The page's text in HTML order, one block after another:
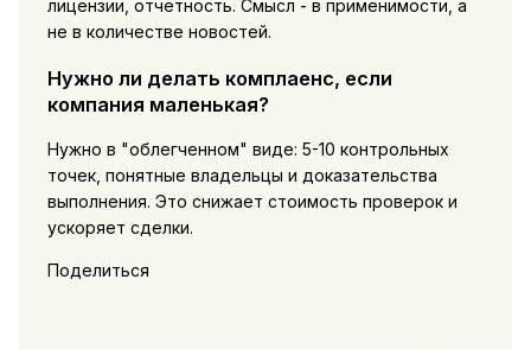
лицензии, отчетность. Смысл - в применимости, а
не в количестве новостей.
Нужно ли делать комплаенс, если
компания маленькая?
Нужно в "облегченном" виде: 5-10 контрольных
точек, понятные владельцы и доказательства
выполнения. Это снижает стоимость проверок и
ускоряет сделки.
Поделиться